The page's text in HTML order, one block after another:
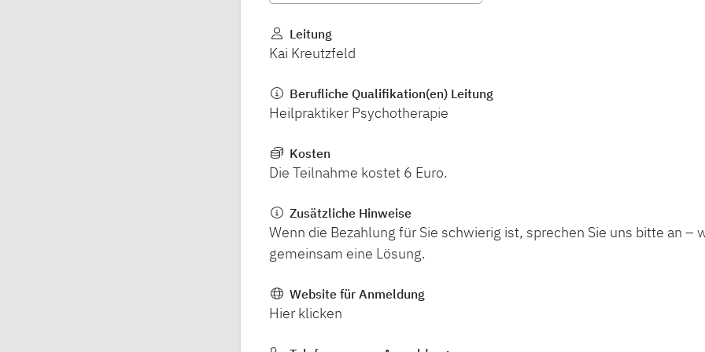
Leitung
Kai Kreutzfeld
Berufliche Qualifikation(en) Leitung
Heilpraktiker Psychotherapie
Kosten
Die Teilnahme kostet 6 Euro.
Zusätzliche Hinweise
Wenn die Bezahlung für Sie schwierig ist, sprechen Sie uns bitte an –
gemeinsam eine Lösung.
Website für Anmeldung
Hier klicken